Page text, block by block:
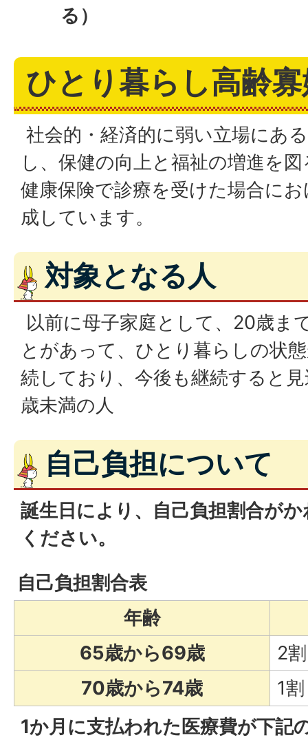
る）
ひとり暮らし高齢
社会的・経済的に弱い立場にあ
し、保健の向上と福祉の増進を
健康保険で診療を受けた場合に
成しています。
対象となる人
以前に母子家庭として、20歳ま
とがあって、ひとり暮らしの状
続しており、今後も継続すると
歳未満の人
自己負担について
誕生日により、自己負担割合が
ください。
自己負担割合表
年齢
65歳から69歳
2割
70歳から74歳
1割
1か月に支払われた医療費が下記